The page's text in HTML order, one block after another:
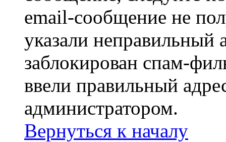
email-сообщение не
указали неправильный
заблокирован спам-
ввели правильный
администратором.
Вернуться к началу